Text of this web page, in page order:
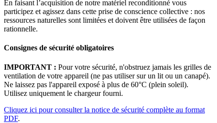
En faisant l’acquisition de notre matériel reconditionné vous
participez et agissez dans cette prise de conscience collective : nos
ressources naturelles sont limitées et doivent être utilisées de façon
rationnelle.
Consignes de sécurité obligatoires
IMPORTANT : Pour votre sécurité, n'obstruez jamais les grilles de
ventilation de votre appareil (ne pas utiliser sur un lit ou un canapé).
Ne laissez pas l'appareil exposé à plus de 60°C (plein soleil).
Utilisez uniquement le chargeur fourni.
Cliquez ici pour consulter la notice de sécurité complète au format
PDF.